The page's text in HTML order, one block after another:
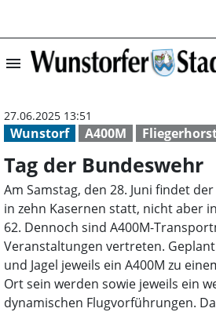
menu
Wunstorf A400M
27.06.2025 13:51
Tag der Bundeswehr
Am Samstag, den 28. Juni findet
in zehn Kasernen statt, nicht aber
62. Dennoch sind A400M-
Veranstaltungen vertreten.
und Jagel jeweils ein A400M zu
Ort sein werden sowie jeweils ein
dynamischen Flugvorführungen.